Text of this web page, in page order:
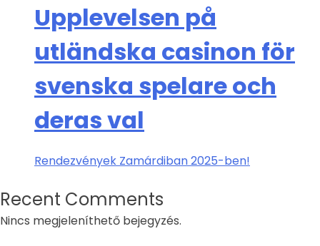
Upplevelsen på
utländska casinon för
svenska spelare och
deras val
Rendezvények Zamárdiban 2025-ben!
Recent Comments
Nincs megjeleníthető bejegyzés.